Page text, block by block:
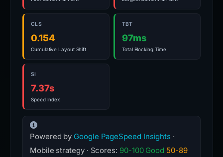
CLS
0.154
Cumulative Layout Shift
TBT
97ms
Total Blocking Time
SI
7.37s
Speed Index
Powered by Google PageSpeed Insights ·
Mobile strategy · Scores: 90-100 Good 50-89